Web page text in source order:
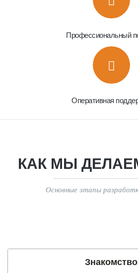
Профессиональный
Оперативная
КАК МЫ
Основные этапы
Знакомство